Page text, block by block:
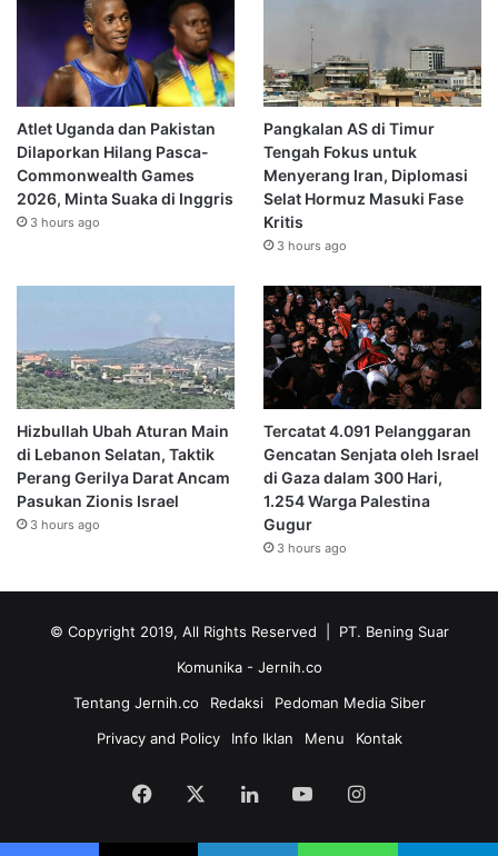
Atlet Uganda dan Pakistan
Dilaporkan Hilang Pasca-
Commonwealth Games
2026, Minta Suaka di Inggris
3 hours ago
Pangkalan AS di Timur
Tengah Fokus untuk
Menyerang Iran, Diplomasi
Selat Hormuz Masuki Fase
Kritis
3 hours ago
Hizbullah Ubah Aturan Main
di Lebanon Selatan, Taktik
Perang Gerilya Darat Ancam
Pasukan Zionis Israel
3 hours ago
Tercatat 4.091 Pelanggaran
Gencatan Senjata oleh Israel
di Gaza dalam 300 Hari,
1.254 Warga Palestina
Gugur
3 hours ago
© Copyright 2019, All Rights Reserved | PT. Bening Suar
Komunika - Jernih.co
Tentang Jernih.co
Redaksi
Pedoman Media Siber
Privacy and Policy
Info Iklan Menu Kontak
Facebook LinkedInYouTubeInstagram